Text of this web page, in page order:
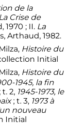
de la
La Crise de
1970 ; II. La
Arthaud, 1982.
Histoire du
Initial
Histoire du
1945, la fin
; t. 2, 1945-1973, le
; t. 3, 1973 à
nouveau
Initial